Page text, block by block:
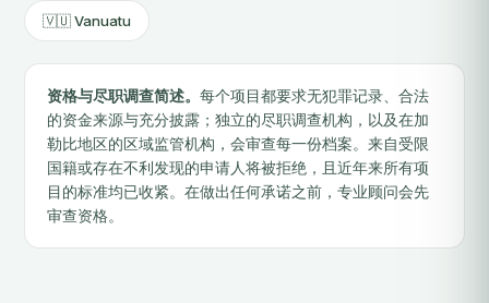
🇻🇺 Vanuatu
资格与尽职调查简述。 每个项目都要求无犯罪记录、合法
的资金来源与充分披露；独立的尽职调查机构，以及在加
勒比地区的区域监管机构，会审查每一份档案。来自受限
国籍或存在不利发现的申请人将被拒绝，且近年来所有项
目的标准均已收紧。在做出任何承诺之前，专业顾问会先
审查资格。